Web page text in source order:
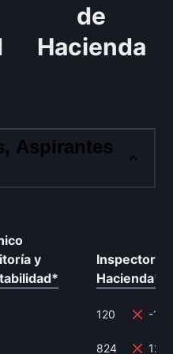
de
Hacienda
Aspirantes
y
*
Inspector
Hacienda**
120 -
824